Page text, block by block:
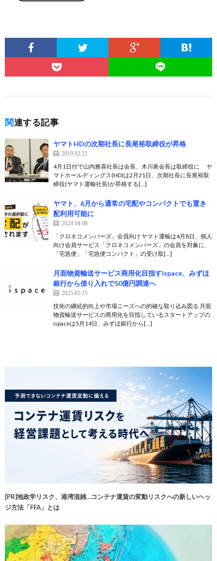
関連する記事
ヤマトHDの次期社長に長尾裕取締役が昇格
2019.02.21
4月1日付で山内雅喜社長は会長、木川眞会長は取締役に ヤ
マトホールディングス(HD)は2月21日、次期社長に長尾裕取
締役(ヤマト運輸社長)が昇格する[…]
ヤマト、6月から通常の宅配やコンパクトでも置き
配利用可能に
2024.04.08
「クロネコメンバーズ」会員向け ヤマト運輸は4月8日、個人
向け会員サービス「クロネコメンバーズ」の会員を対象に、
「宅急便」「宅急便コンパクト」の受け取[…]
月面物資輸送サービス商用化目指すispace、みずほ
銀行から借り入れで50億円調達へ
2025.05.15
技術の継続的向上や市場ニーズへの的確な取り込み図る 月面
物資輸送サービスの商用化を目指しているスタートアップの
ispaceは5月14日、みずほ銀行から[…]
[PR]地政学リスク、港湾混雑…コンテナ運賃の変動リスクへの新しいヘッ
ジ方法「FFA」とは